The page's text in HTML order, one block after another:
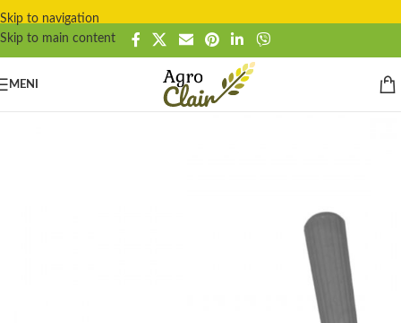
Skip to navigation
Skip to main content
MENI